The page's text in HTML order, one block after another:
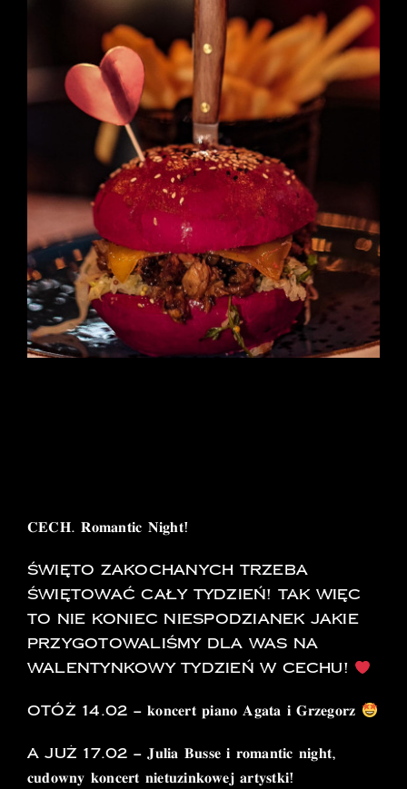
𝐂𝐄𝐂𝐇. 𝐑𝐨𝐦𝐚𝐧𝐭𝐢𝐜 𝐍𝐢𝐠𝐡𝐭!
Święto zakochanych trzeba
świętować cały tydzień! Tak więc
to nie koniec niespodzianek jakie
przygotowaliśmy dla Was na
walentynkowy tydzień w cechu!
Otóż 14.02 – 𝐤𝐨𝐧𝐜𝐞𝐫𝐭 𝐩𝐢𝐚𝐧𝐨 𝐀𝐠𝐚𝐭𝐚 𝐢 𝐆𝐫𝐳𝐞𝐠𝐨𝐫𝐳
A już 17.02 – 𝐉𝐮𝐥𝐢𝐚 𝐁𝐮𝐬𝐬𝐞 𝐢 𝐫𝐨𝐦𝐚𝐧𝐭𝐢𝐜 𝐧𝐢𝐠𝐡𝐭,
𝐜𝐮𝐝𝐨𝐰𝐧𝐲 𝐤𝐨𝐧𝐜𝐞𝐫𝐭 𝐧𝐢𝐞𝐭𝐮𝐳𝐢𝐧𝐤𝐨𝐰𝐞𝐣 𝐚𝐫𝐭𝐲𝐬𝐭𝐤𝐢!